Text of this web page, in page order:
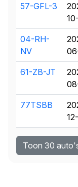
57-GFL-3
04-RH-
NV
61-ZB-JT
77TSBB
Toon 30